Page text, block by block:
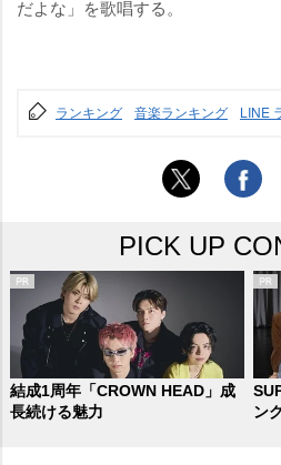
だよな」を歌唱する。
ランキング 音楽ランキング LINE
PICK UP
結成1周年「CROWN HEAD」成
長続ける魅力
ン